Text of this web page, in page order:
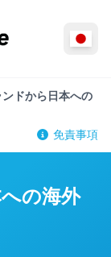
ドから日本への
免責事項
の海外